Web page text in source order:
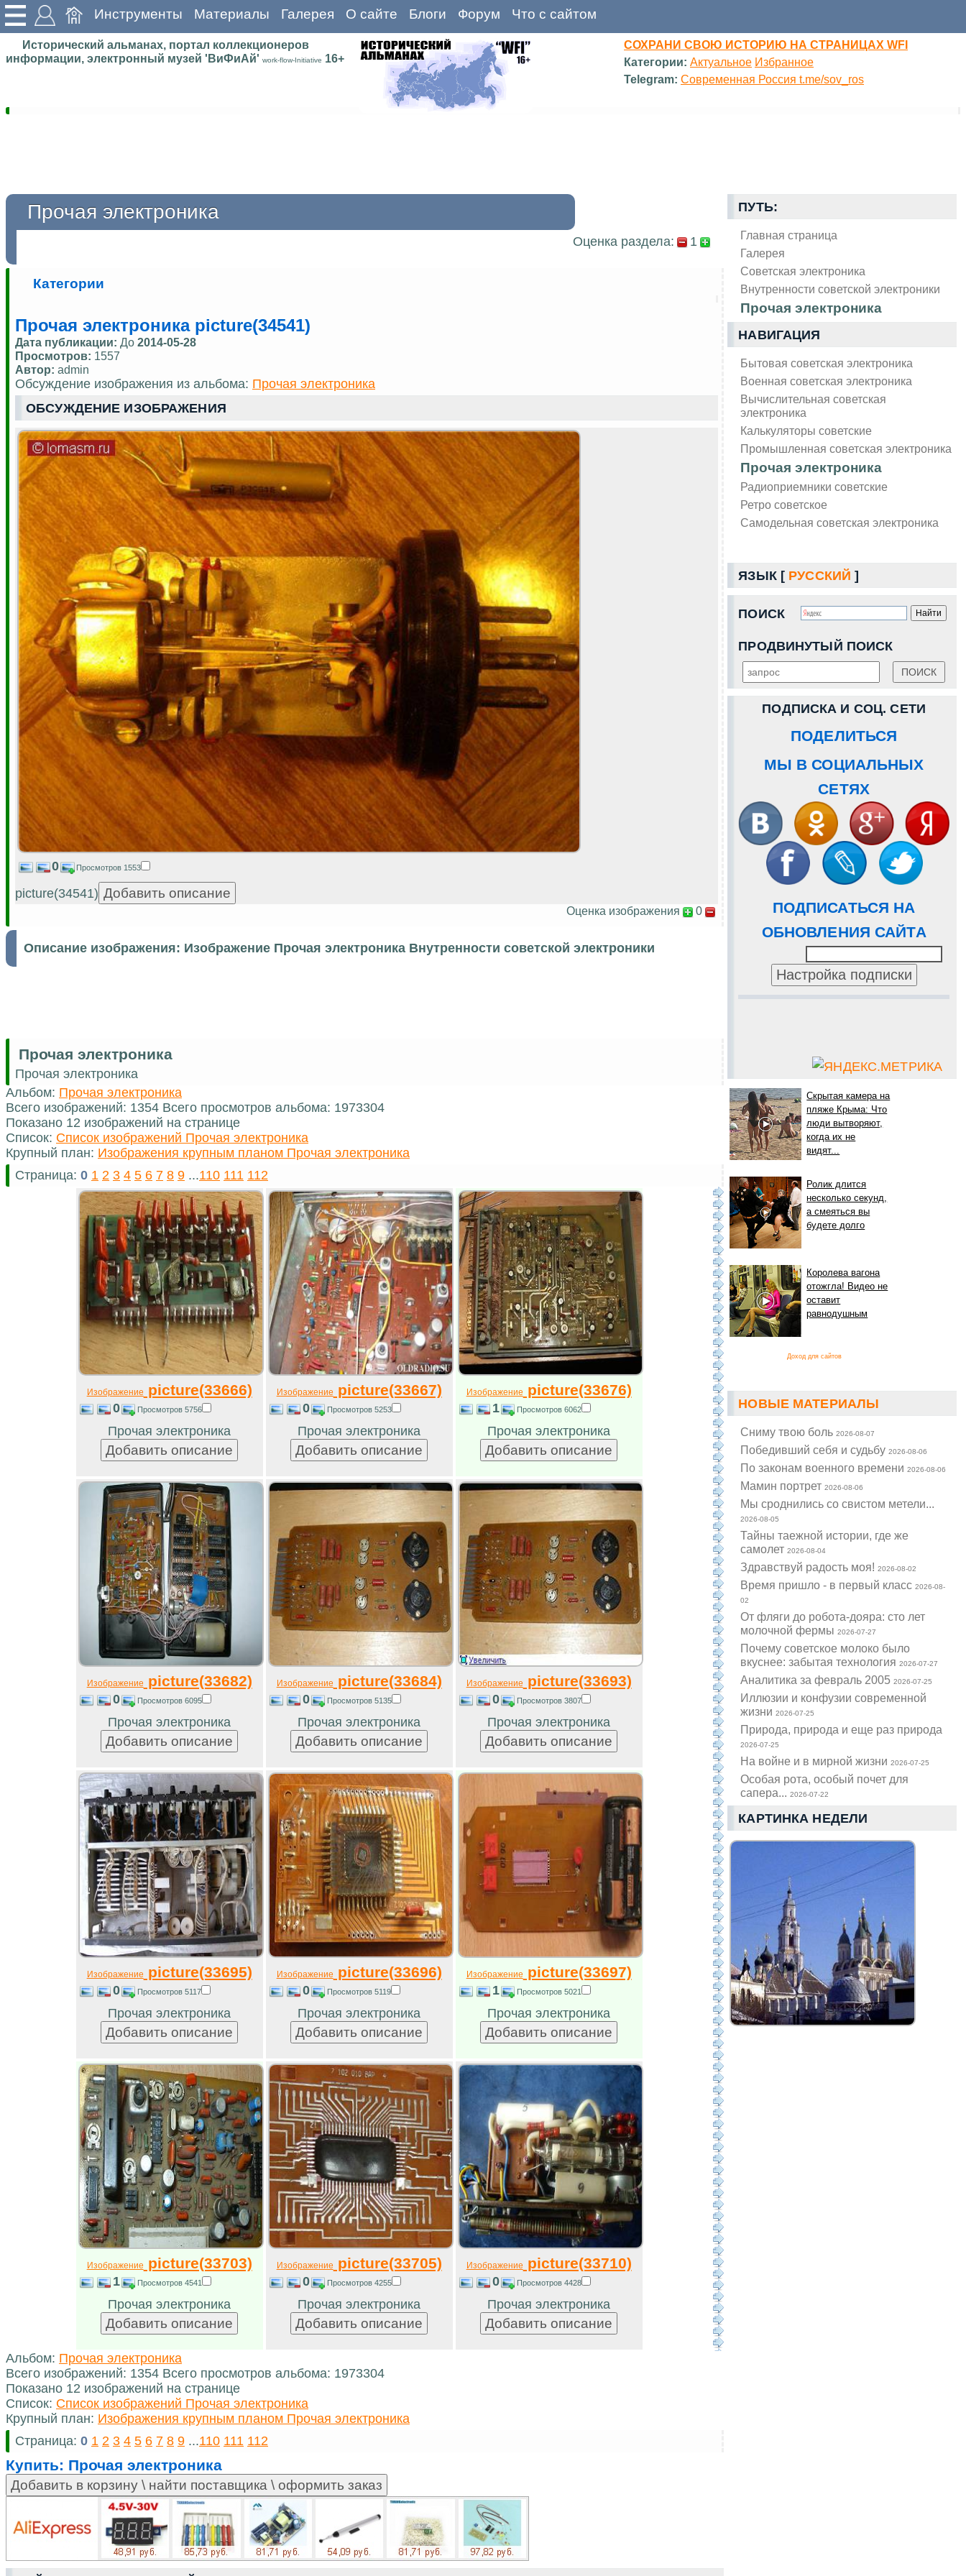
Инструменты Материалы Галерея О сайте Блоги Форум Что с сайтом
Исторический альманах, портал коллекционеров
информации, электронный музей 'ВиФиАй' work-flow-Initiative 16+
СОХРАНИ СВОЮ ИСТОРИЮ НА СТРАНИЦАХ WFI
Категории: Актуальное Избранное
Telegram: Современная Россия t.me/sov_ros
ПУТЬ:
Главная страница
Галерея
Советская электроника
Внутренности советской электроники
Прочая электроника
НАВИГАЦИЯ
Бытовая советская электроника
Военная советская электроника
Вычислительная советская
электроника
Калькуляторы советские
Промышленная советская электроника
Прочая электроника
Радиоприемники советские
Ретро советское
Самодельная советская электроника
ЯЗЫК [ РУССКИЙ ]
ПОИСК
ПРОДВИНУТЫЙ ПОИСК
ПОДПИСКА И СОЦ. СЕТИ
ПОДЕЛИТЬСЯ
МЫ В СОЦИАЛЬНЫХ
СЕТЯХ
ПОДПИСАТЬСЯ НА
ОБНОВЛЕНИЯ САЙТА
Скрытая камера на
пляже Крыма: Что
люди вытворяют,
когда их не
видят...
Ролик длится
несколько секунд,
а смеяться вы
будете долго
Королева вагона
отожгла! Видео не
оставит
равнодушным
Доход для сайтов
НОВЫЕ МАТЕРИАЛЫ
Cниму твою боль2026-08-07
Победивший себя и судьбу2026-08-06
По законам военного времени2026-08-06
Мамин портрет2026-08-06
Мы сроднились со свистом метели...
2026-08-05
Тайны таежной истории, где же
самолет2026-08-04
Здравствуй радость моя!2026-08-02
Время пришло - в первый класс2026-08-
02
От фляги до робота-дояра: сто лет
молочной фермы2026-07-27
Почему советское молоко было
вкуснее: забытая технология2026-07-27
Аналитика за февраль 20052026-07-25
Иллюзии и конфузии современной
жизни2026-07-25
Природа, природа и еще раз природа
2026-07-25
На войне и в мирной жизни2026-07-25
Особая рота, особый почет для
сапера...2026-07-22
КАРТИНКА НЕДЕЛИ
Прочая электроника
Оценка раздела: 1
Категории
Прочая электроника picture(34541)
Дата публикации: До 2014-05-28
Просмотров: 1557
Автор: admin
Обсуждение изображения из альбома: Прочая электроника
ОБСУЖДЕНИЕ ИЗОБРАЖЕНИЯ
0 Просмотров 1553
picture(34541)
Оценка изображения 0
Описание изображения: Изображение Прочая электроника Внутренности советской электроники
Прочая электроника
Прочая электроника
Альбом: Прочая электроника
Всего изображений: 1354 Всего просмотров альбома: 1973304
Показано 12 изображений на странице
Список: Список изображений Прочая электроника
Крупный план: Изображения крупным планом Прочая электроника
Страница: 0 1 2 3 4 5 6 7 8 9 ...110 111 112
Изображение picture(33666)
0 Просмотров 5756
Прочая электроника
Изображение picture(33667)
0 Просмотров 5253
Прочая электроника
Изображение picture(33676)
1 Просмотров 6062
Прочая электроника
Изображение picture(33682)
0 Просмотров 6095
Прочая электроника
Изображение picture(33684)
0 Просмотров 5135
Прочая электроника
Изображение picture(33693)
0 Просмотров 3807
Прочая электроника
Изображение picture(33695)
0 Просмотров 5117
Прочая электроника
Изображение picture(33696)
0 Просмотров 5119
Прочая электроника
Изображение picture(33697)
1 Просмотров 5021
Прочая электроника
Изображение picture(33703)
1 Просмотров 4541
Прочая электроника
Изображение picture(33705)
0 Просмотров 4255
Прочая электроника
Изображение picture(33710)
0 Просмотров 4428
Прочая электроника
Альбом: Прочая электроника
Всего изображений: 1354 Всего просмотров альбома: 1973304
Показано 12 изображений на странице
Список: Список изображений Прочая электроника
Крупный план: Изображения крупным планом Прочая электроника
Страница: 0 1 2 3 4 5 6 7 8 9 ...110 111 112
Купить: Прочая электроника